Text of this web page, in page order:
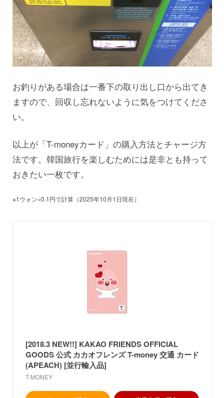
お釣りがある場合は一番下の取り出し口から出てき
ますので、回収し忘れないように気をつけてくださ
い。
以上が「T-moneyカード」の購入方法とチャージ方
法です。韓国旅行を楽しむためには是非とも持って
おきたい一枚です。
※1ウォン=0.1円で計算（2025年10月1日現在）
[2018.3 NEW!!] KAKAO FRIENDS OFFICIAL
GOODS 公式 カカオフレンズ T-money 交通 カード
(APEACH) [並行輸入品]
T-MONEY